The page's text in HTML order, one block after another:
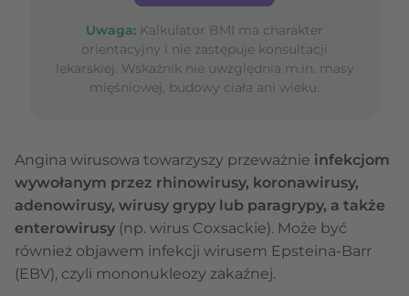
Uwaga: Kalkulator BMI ma charakter
orientacyjny i nie zastępuje konsultacji
lekarskiej. Wskaźnik nie uwzględnia m.in. masy
mięśniowej, budowy ciała ani wieku.
Angina wirusowa towarzyszy przeważnie infekcjom
wywołanym przez rhinowirusy, koronawirusy,
adenowirusy, wirusy grypy lub paragrypy, a także
enterowirusy (np. wirus Coxsackie). Może być
również objawem infekcji wirusem Epsteina-Barr
(EBV), czyli mononukleozy zakaźnej.